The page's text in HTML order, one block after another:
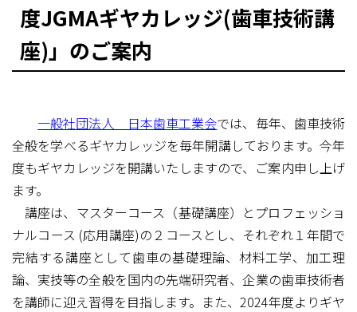
度JGMAギヤカレッジ(歯車技術講
座)」のご案内
一般社団法人 日本歯車工業会では、毎年、歯車技術
全般を学べるギヤカレッジを毎年開講しております。今年
度もギヤカレッジを開講いたしますので、ご案内申し上げ
ます。
講座は、マスターコース（基礎講座）とプロフェッショ
ナルコース (応用講座)の２コースとし、それぞれ１年間で
完結する講座として歯車の基礎理論、材料工学、加工理
論、実技等の全般を国内の先端研究者、企業の歯車技術者
を講師に迎え習得を目指します。また、2024年度よりギヤ